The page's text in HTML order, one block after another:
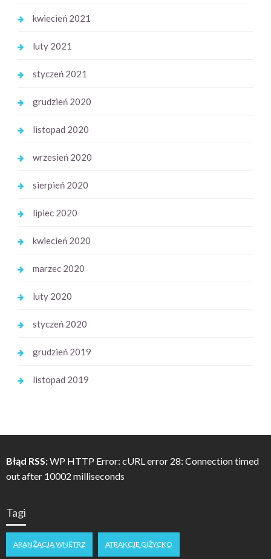
kwiecień 2021
luty 2021
styczeń 2021
grudzień 2020
listopad 2020
wrzesień 2020
sierpień 2020
lipiec 2020
kwiecień 2020
marzec 2020
luty 2020
styczeń 2020
grudzień 2019
listopad 2019
Błąd RSS:WP HTTP Error: cURL error 28: Connection timed
out after 10002 milliseconds
Tagi
ARANŻACJA WNĘTRZ ATRAKCJE GIŻYCKO